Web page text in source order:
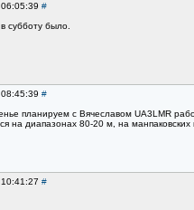
#
субботу было.
#
планируем с Вячеславом UA3LMR
на диапазонах 80-20 м, на манпаковских
#